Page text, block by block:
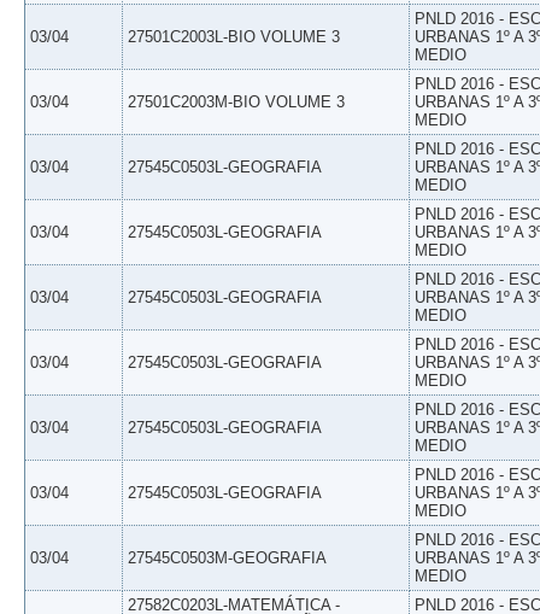
03/04 27501C2003L-BIO VOLUME 3
PNLD 2016 -
URBANAS 1º A
MEDIO
03/04 27501C2003M-BIO VOLUME 3
PNLD 2016 -
URBANAS 1º A
MEDIO
03/04 27545C0503L-GEOGRAFIA
PNLD 2016 -
URBANAS 1º A
MEDIO
03/04 27545C0503L-GEOGRAFIA
PNLD 2016 -
URBANAS 1º A
MEDIO
03/04 27545C0503L-GEOGRAFIA
PNLD 2016 -
URBANAS 1º A
MEDIO
03/04 27545C0503L-GEOGRAFIA
PNLD 2016 -
URBANAS 1º A
MEDIO
03/04 27545C0503L-GEOGRAFIA
PNLD 2016 -
URBANAS 1º A
MEDIO
03/04 27545C0503L-GEOGRAFIA
PNLD 2016 -
URBANAS 1º A
MEDIO
03/04 27545C0503M-GEOGRAFIA
PNLD 2016 -
URBANAS 1º A
MEDIO
27582C0203L-MATEMÁTICA -
PNLD 2016 -